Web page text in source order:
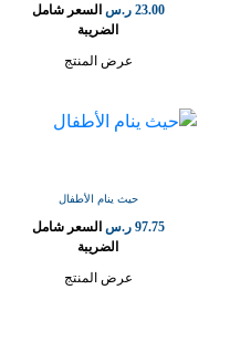
23.00 ر.س السعر شامل
الضريبة
عرض المنتج
حيث ينام الأطفال
97.75 ر.س السعر شامل
الضريبة
عرض المنتج